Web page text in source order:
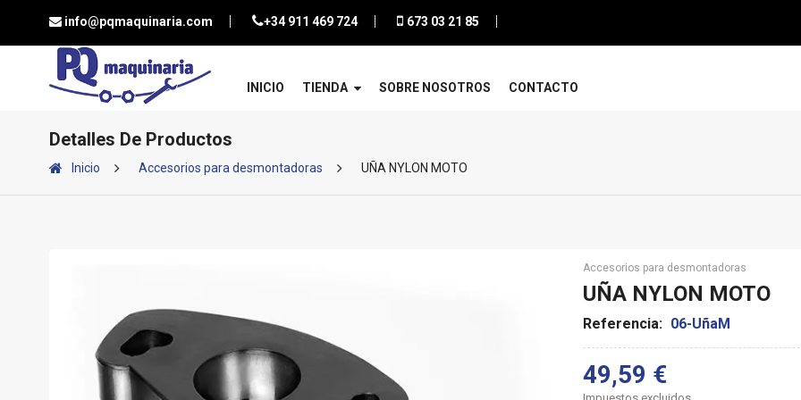
info@pqmaquinaria.com +34 911 469 724 673 03 21 85
INICIO TIENDA SOBRE NOSOTROS CONTACTO
Detalles De Productos
Inicio Accesorios para desmontadoras UÑA NYLON MOTO
Accesorios para desmontadoras
UÑA NYLON MOTO
Referencia: 06-UñaM
49,59 €